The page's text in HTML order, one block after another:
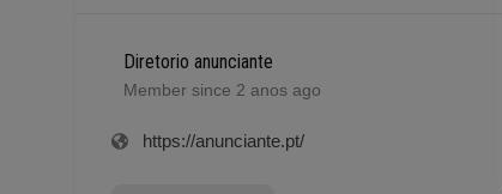
Diretorio anunciante
Member since 2 anos ago
https://anunciante.pt/